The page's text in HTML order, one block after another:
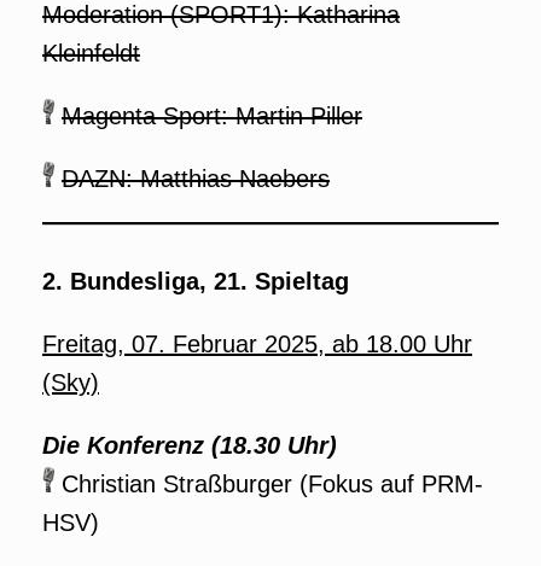
Moderation (SPORT1): Katharina
Kleinfeldt
Magenta Sport: Martin Piller
DAZN: Matthias Naebers
2. Bundesliga, 21. Spieltag
Freitag, 07. Februar 2025, ab 18.00 Uhr
(Sky)
Die Konferenz (18.30 Uhr)
Christian Straßburger (Fokus auf PRM-
HSV)